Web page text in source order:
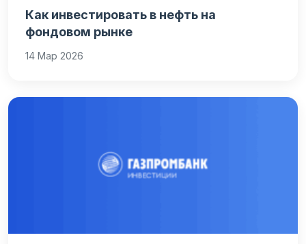
Как инвестировать в нефть на
фондовом рынке
14 Мар 2026